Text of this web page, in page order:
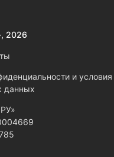
2026
и
данных